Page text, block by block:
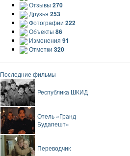
Отзывы 270
Друзья 253
Фотографии 222
Объекты 86
Изменения 91
Отметки 320
Последние фильмы
Республика ШКИД
Отель «Гранд
Будапешт»
Переводчик